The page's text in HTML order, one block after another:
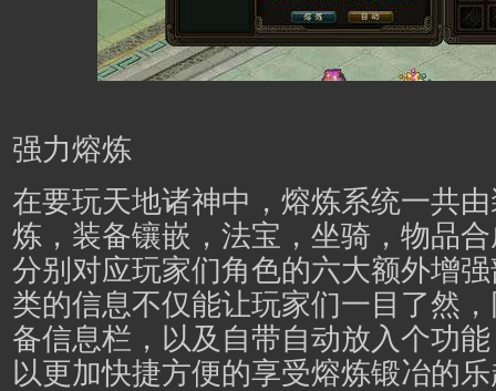
强力熔炼
在要玩天地诸神中，熔炼系统一共
炼，装备镶嵌，法宝，坐骑，物品
分别对应玩家们角色的六大额外增
类的信息不仅能让玩家们一目了然
备信息栏，以及自带自动放入个功
以更加快捷方便的享受熔炼锻冶的